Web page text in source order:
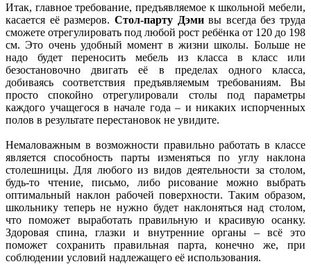
Итак, главное требование, предъявляемое к школьной мебели,
касается её размеров. Стол-парту Дэмивы всегда без труда
сможете отрегулировать под любой рост ребёнка от 120 до 198
см. Это очень удобный момент в жизни школы. Больше не
надо будет переносить мебель из класса в класс или
безостановочно двигать её в пределах одного класса,
добиваясь соответствия предъявляемым требованиям. Вы
просто спокойно отрегулировали столы под параметры
каждого учащегося в начале года – и никаких испорченных
полов в результате перестановок не увидите.
Немаловажным в возможности правильно работать в классе
является способность парты изменяться по углу наклона
столешницы. Для любого из видов деятельности за столом,
будь-то чтение, письмо, либо рисование можно выбрать
оптимальный наклон рабочей поверхности. Таким образом,
школьнику теперь не нужно будет наклоняться над столом,
что поможет выработать правильную и красивую осанку.
Здоровая спина, глазки и внутренние органы – всё это
поможет сохранить правильная парта, конечно же, при
соблюдении условий надлежащего её использования.